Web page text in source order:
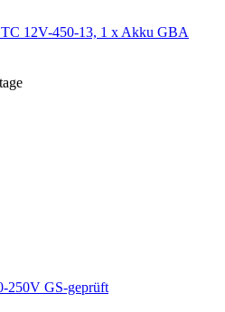
12V-450-13, 1 x Akku GBA
250V GS-geprüft